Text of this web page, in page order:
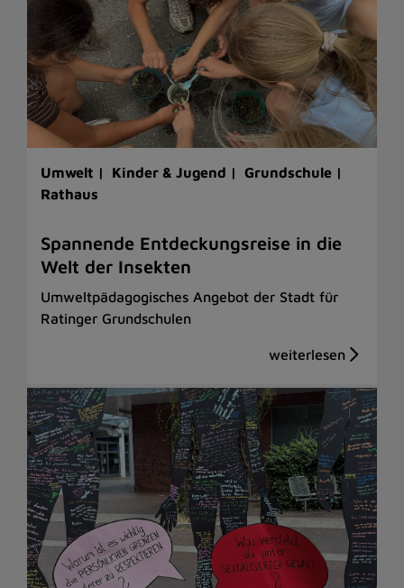
Umwelt | Kinder & Jugend |
Grundschule |
Rathaus
Spannende Entdeckungsreise in die
Welt der Insekten
Umweltpädagogisches Angebot der Stadt für
Ratinger Grundschulen